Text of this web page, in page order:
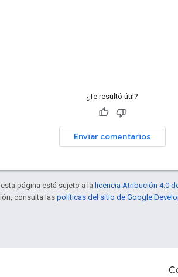
¿Te resultó útil?
Enviar comentarios
página está sujeto a la licencia Atribución 4.0
consulta las políticas del sitio de Google